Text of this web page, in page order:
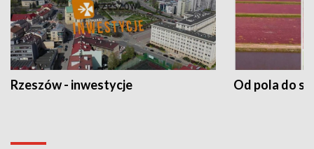
Rzeszów - inwestycje Od pola do